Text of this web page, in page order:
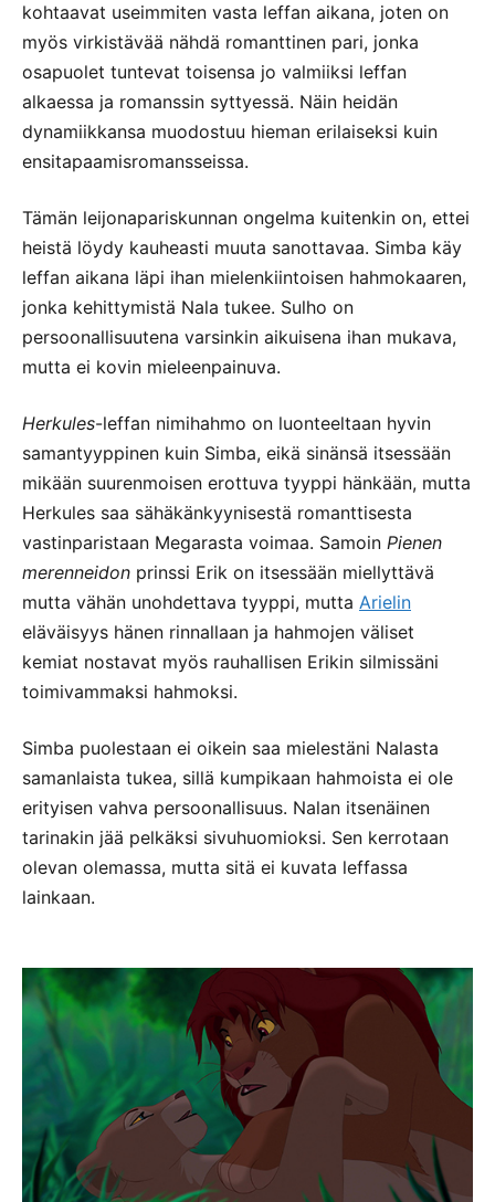
kohtaavat useimmiten vasta leffan aikana, joten on
myös virkistävää nähdä romanttinen pari, jonka
osapuolet tuntevat toisensa jo valmiiksi leffan
alkaessa ja romanssin syttyessä. Näin heidän
dynamiikkansa muodostuu hieman erilaiseksi kuin
ensitapaamisromansseissa.
Tämän leijonapariskunnan ongelma kuitenkin on, ettei
heistä löydy kauheasti muuta sanottavaa. Simba käy
leffan aikana läpi ihan mielenkiintoisen hahmokaaren,
jonka kehittymistä Nala tukee. Sulho on
persoonallisuutena varsinkin aikuisena ihan mukava,
mutta ei kovin mieleenpainuva.
Herkules-leffan nimihahmo on luonteeltaan hyvin
samantyyppinen kuin Simba, eikä sinänsä itsessään
mikään suurenmoisen erottuva tyyppi hänkään, mutta
Herkules saa sähäkänkyynisestä romanttisesta
vastinparistaan Megarasta voimaa. Samoin Pienen
merenneidon prinssi Erik on itsessään miellyttävä
mutta vähän unohdettava tyyppi, mutta Arielin
eläväisyys hänen rinnallaan ja hahmojen väliset
kemiat nostavat myös rauhallisen Erikin silmissäni
toimivammaksi hahmoksi.
Simba puolestaan ei oikein saa mielestäni Nalasta
samanlaista tukea, sillä kumpikaan hahmoista ei ole
erityisen vahva persoonallisuus. Nalan itsenäinen
tarinakin jää pelkäksi sivuhuomioksi. Sen kerrotaan
olevan olemassa, mutta sitä ei kuvata leffassa
lainkaan.